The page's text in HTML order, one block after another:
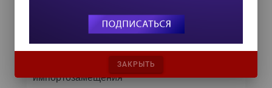
Самое читаемое
24 сентября на форуме «Управление
данными — 2026» обсудят подготовку
данных к ИИ и новые этапы
импортозамещения
ЗАКРЫТЬ